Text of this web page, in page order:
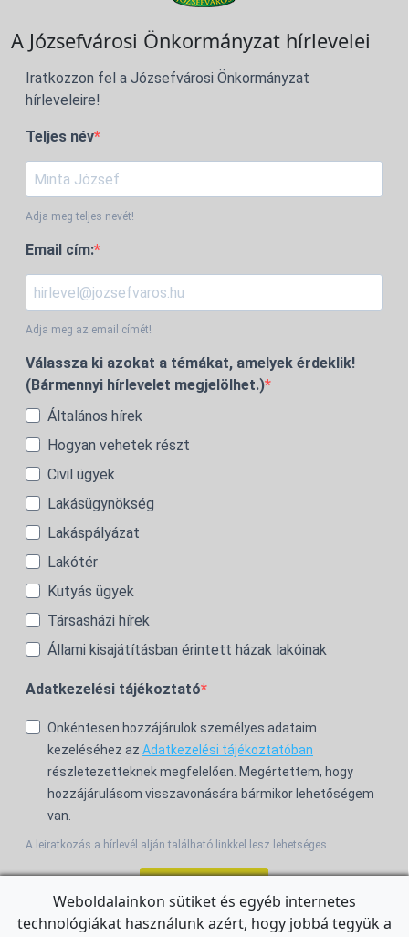
A Józsefvárosi Önkormányzat hírlevelei
Iratkozzon fel a Józsefvárosi Önkormányzat
hírleveleire!
Teljes név
Adja meg teljes nevét!
Email cím:
Adja meg az email címét!
Válassza ki azokat a témákat, amelyek érdeklik!
(Bármennyi hírlevelet megjelölhet.)
Általános hírek
Hogyan vehetek részt
Civil ügyek
Lakásügynökség
Lakáspályázat
Lakótér
Kutyás ügyek
Társasházi hírek
Állami kisajátításban érintett házak lakóinak
Adatkezelési tájékoztató
Önkéntesen hozzájárulok személyes adataim
kezeléséhez az Adatkezelési tájékoztatóban
részletezetteknek megfelelően. Megértettem, hogy
hozzájárulásom visszavonására bármikor lehetőségem
van.
A leiratkozás a hírlevél alján található linkkel lesz lehetséges.
Weboldalainkon sütiket és egyéb internetes
technológiákat használunk azért, hogy jobbá tegyük a